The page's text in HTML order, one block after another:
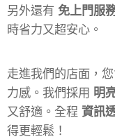
另外還有 免上門服
時省力又超安心。
走進我們的店面，
力感。我們採用 明
又舒適。全程 資訊
得更輕鬆！